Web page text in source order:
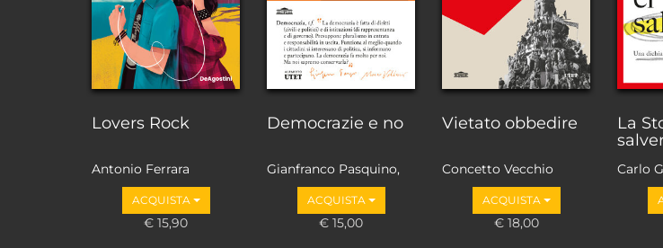
Lovers Rock
Antonio Ferrara
ACQUISTA
€ 15,90
Democrazie e no
Gianfranco Pasquino,
Marco Valbruzzi
ACQUISTA
€ 15,00
Vietato obbedire
Concetto Vecchio
ACQUISTA
€ 18,00
La
Carlo